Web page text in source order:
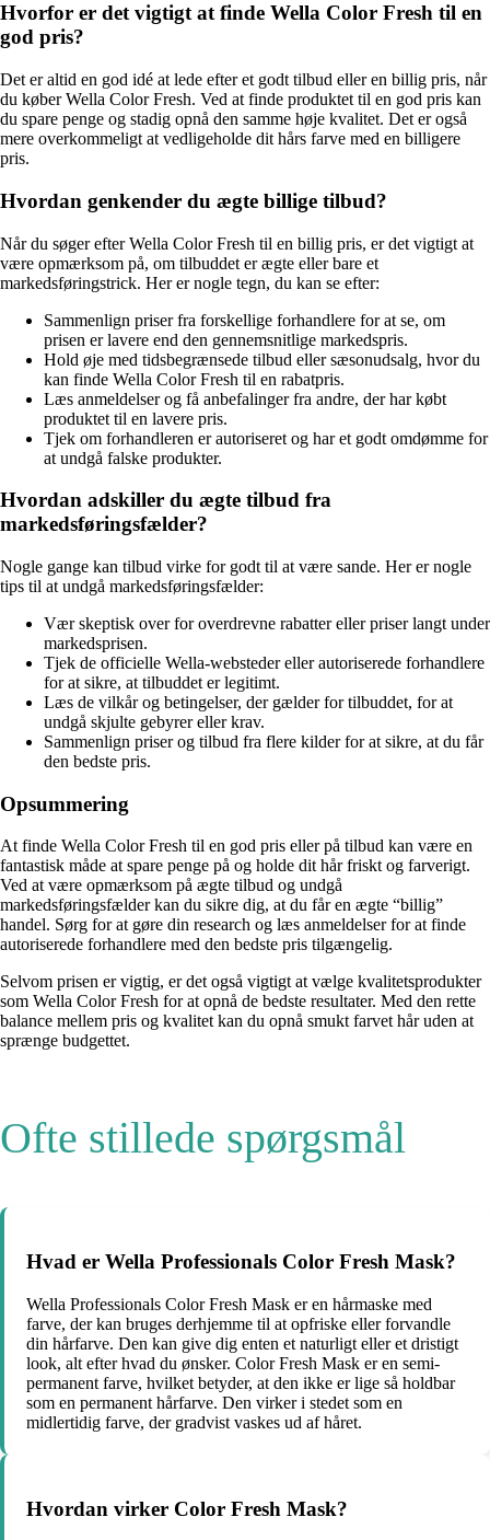
Hvorfor er det vigtigt at finde Wella Color Fresh til en
god pris?
Det er altid en god idé at lede efter et godt tilbud eller en billig pris, når
du køber Wella Color Fresh. Ved at finde produktet til en god pris kan
du spare penge og stadig opnå den samme høje kvalitet. Det er også
mere overkommeligt at vedligeholde dit hårs farve med en billigere
pris.
Hvordan genkender du ægte billige tilbud?
Når du søger efter Wella Color Fresh til en billig pris, er det vigtigt at
være opmærksom på, om tilbuddet er ægte eller bare et
markedsføringstrick. Her er nogle tegn, du kan se efter:
Sammenlign priser fra forskellige forhandlere for at se, om
prisen er lavere end den gennemsnitlige markedspris.
Hold øje med tidsbegrænsede tilbud eller sæsonudsalg, hvor du
kan finde Wella Color Fresh til en rabatpris.
Læs anmeldelser og få anbefalinger fra andre, der har købt
produktet til en lavere pris.
Tjek om forhandleren er autoriseret og har et godt omdømme for
at undgå falske produkter.
Hvordan adskiller du ægte tilbud fra
markedsføringsfælder?
Nogle gange kan tilbud virke for godt til at være sande. Her er nogle
tips til at undgå markedsføringsfælder:
Vær skeptisk over for overdrevne rabatter eller priser langt under
markedsprisen.
Tjek de officielle Wella-websteder eller autoriserede forhandlere
for at sikre, at tilbuddet er legitimt.
Læs de vilkår og betingelser, der gælder for tilbuddet, for at
undgå skjulte gebyrer eller krav.
Sammenlign priser og tilbud fra flere kilder for at sikre, at du får
den bedste pris.
Opsummering
At finde Wella Color Fresh til en god pris eller på tilbud kan være en
fantastisk måde at spare penge på og holde dit hår friskt og farverigt.
Ved at være opmærksom på ægte tilbud og undgå
markedsføringsfælder kan du sikre dig, at du får en ægte “billig”
handel. Sørg for at gøre din research og læs anmeldelser for at finde
autoriserede forhandlere med den bedste pris tilgængelig.
Selvom prisen er vigtig, er det også vigtigt at vælge kvalitetsprodukter
som Wella Color Fresh for at opnå de bedste resultater. Med den rette
balance mellem pris og kvalitet kan du opnå smukt farvet hår uden at
sprænge budgettet.
Ofte stillede spørgsmål
Hvad er Wella Professionals Color Fresh Mask?
Wella Professionals Color Fresh Mask er en hårmaske med
farve, der kan bruges derhjemme til at opfriske eller forvandle
din hårfarve. Den kan give dig enten et naturligt eller et dristigt
look, alt efter hvad du ønsker. Color Fresh Mask er en semi-
permanent farve, hvilket betyder, at den ikke er lige så holdbar
som en permanent hårfarve. Den virker i stedet som en
midlertidig farve, der gradvist vaskes ud af håret.
Hvordan virker Color Fresh Mask?